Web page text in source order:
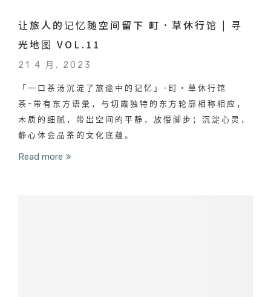
让旅人的记忆随空间留下 町．草休行馆 | 寻
光地图 VOL.11
21 4 月, 2023
「一口茶汤沉淀了旅途中的记忆」-町‧草休行馆
茶-带有东方语彙，与切霞独特的东方轮廓相称相应，
木质的细腻，带出空间的平静，放慢脚步；沉淀心灵，
静心体会品茶的文化底蕴。
Read more